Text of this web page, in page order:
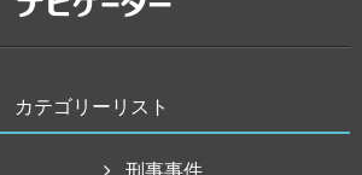
カテゴリーリスト
刑事事件